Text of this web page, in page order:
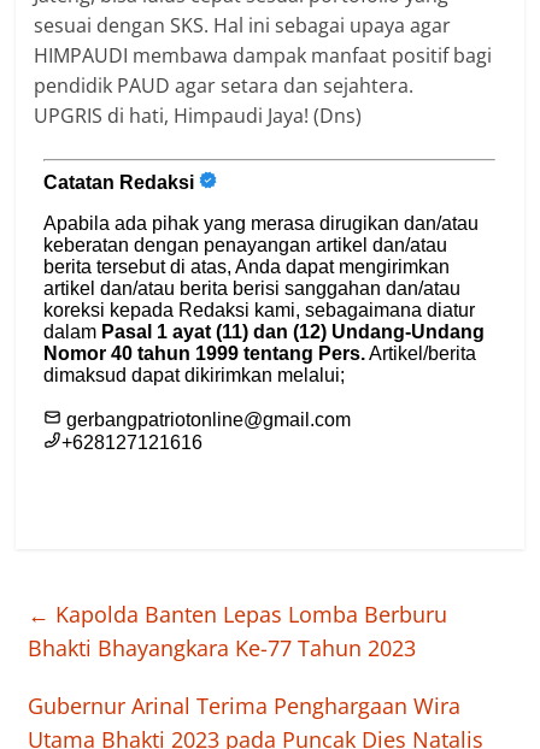
sesuai dengan SKS. Hal ini sebagai upaya agar
HIMPAUDI membawa dampak manfaat positif bagi
pendidik PAUD agar setara dan sejahtera.
UPGRIS di hati, Himpaudi Jaya! (Dns)
← Kapolda Banten Lepas Lomba Berburu
Bhakti Bhayangkara Ke-77 Tahun 2023
Gubernur Arinal Terima Penghargaan Wira
Utama Bhakti 2023 pada Puncak Dies Natalis